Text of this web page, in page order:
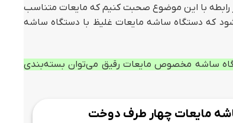
رابطه با این موضوع صحبت کنیم که مایعات متناسب
که دستگاه ساشه مایعات غلیظ با دستگاه ساشه
ساشه مخصوص مایعات رقیق می‌توان بسته‌بندی
مایعات چهار طرف دوخت